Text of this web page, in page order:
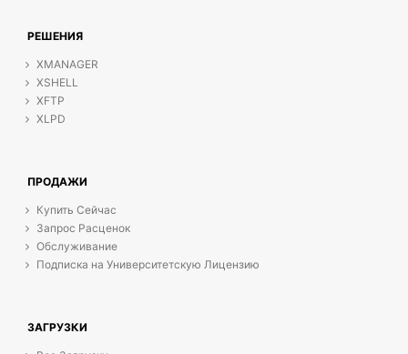
РЕШЕНИЯ
XMANAGER
XSHELL
XFTP
XLPD
ПРОДАЖИ
Купить Сейчас
Запрос Расценок
Обслуживание
Подписка на Университетскую Лицензию
ЗАГРУЗКИ